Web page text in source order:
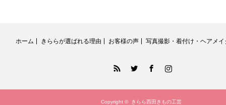
ホーム きららが選ばれる理由 お客様の声 写真撮影・着付け・ヘアメイ
FacebookInstagram
Copyright © きらら西田きもの工芸